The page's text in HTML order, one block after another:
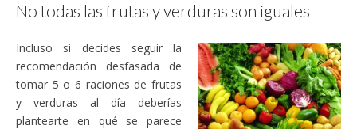
No todas las frutas y verduras son iguales
Incluso si decides seguir la
recomendación desfasada de
tomar 5 o 6 raciones de frutas
y verduras al día deberías
plantearte en qué se parece